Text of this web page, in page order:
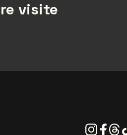
visite
Instagram